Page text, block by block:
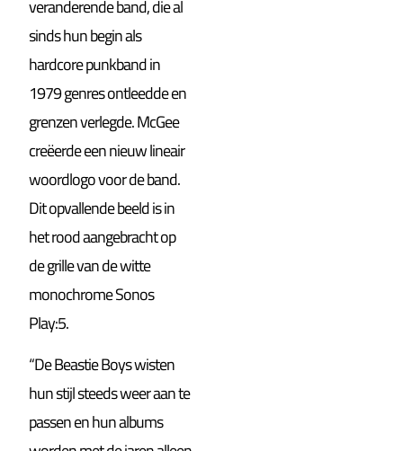
veranderende band, die al
sinds hun begin als
hardcore punkband in
1979 genres ontleedde en
grenzen verlegde. McGee
creëerde een nieuw lineair
woordlogo voor de band.
Dit opvallende beeld is in
het rood aangebracht op
de grille van de witte
monochrome Sonos
Play:5.
“De Beastie Boys wisten
hun stijl steeds weer aan te
passen en hun albums